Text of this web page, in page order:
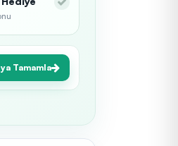
Tamamla